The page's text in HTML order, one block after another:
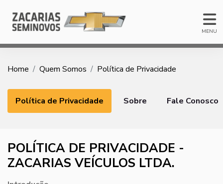
MENU
Home Quem Somos Política de Privacidade
Sobre Fale Conosco
Política de Privacidade
POLÍTICA DE PRIVACIDADE -
ZACARIAS VEÍCULOS LTDA.